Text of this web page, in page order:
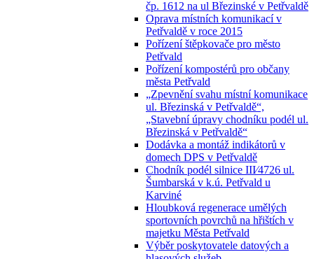
čp. 1612 na ul Březinské v Petřvaldě
Oprava místních komunikací v
Petřvaldě v roce 2015
Pořízení štěpkovače pro město
Petřvald
Pořízení kompostérů pro občany
města Petřvald
„Zpevnění svahu místní komunikace
ul. Březinská v Petřvaldě“,
„Stavební úpravy chodníku podél ul.
Březinská v Petřvaldě“
Dodávka a montáž indikátorů v
domech DPS v Petřvaldě
Chodník podél silnice III⁄4726 ul.
Šumbarská v k.ú. Petřvald u
Karviné
Hloubková regenerace umělých
sportovních povrchů na hřištích v
majetku Města Petřvald
Výběr poskytovatele datových a